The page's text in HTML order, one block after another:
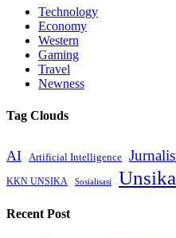
Technology
Economy
Western
Gaming
Travel
Newness
Tag Clouds
AI Artificial Intelligence
KKN UNSIKA Sosialisasi Unsika
Recent Post